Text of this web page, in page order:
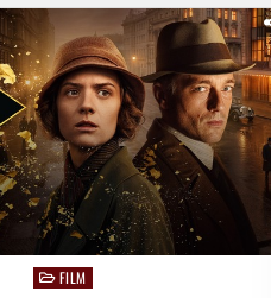
STEFAN
RAAB
UND
RALF
SCHUMACHER
STARTEN
ALS
TEAM
BEI
DER
GROSSEN R
TL L
IVE-S
HOW „
JETSKI S
Posted
FILM